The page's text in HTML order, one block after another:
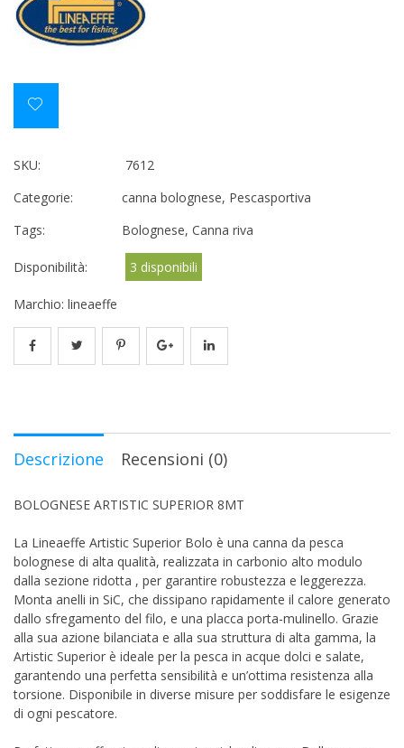
SKU:
7612
Categorie:
canna bolognese, Pescasportiva
Tags:
Bolognese, Canna riva
Disponibilità: 3 disponibili
Marchio: lineaeffe
Descrizione Recensioni (0)
BOLOGNESE ARTISTIC SUPERIOR 8MT
La Lineaeffe Artistic Superior Bolo è una canna da pesca
bolognese di alta qualità, realizzata in carbonio alto modulo
dalla sezione ridotta , per garantire robustezza e leggerezza.
Monta anelli in SiC, che dissipano rapidamente il calore generato
dallo sfregamento del filo, e una placca porta-mulinello. Grazie
alla sua azione bilanciata e alla sua struttura di alta gamma, la
Artistic Superior è ideale per la pesca in acque dolci e salate,
garantendo una perfetta sensibilità e un’ottima resistenza alla
torsione. Disponibile in diverse misure per soddisfare le esigenze
di ogni pescatore.